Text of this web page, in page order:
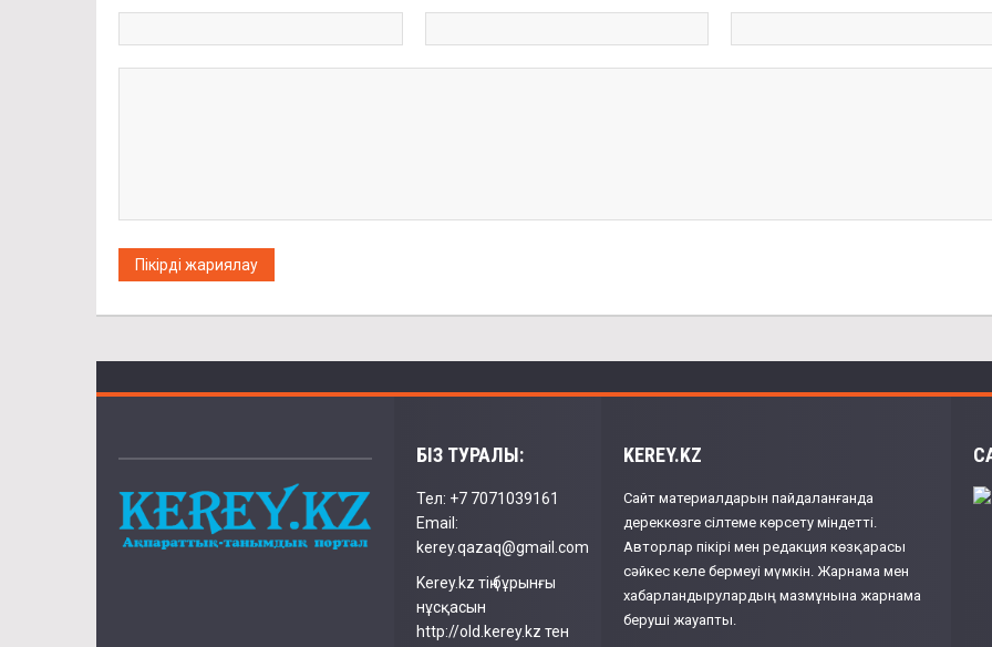
БІЗ ТУРАЛЫ:
Тел: +7 7071039161
Email:
kerey.qazaq@gmail.com
Kerey.kz тің бұрынғы
нұсқасын
http://old.kerey.kz тен
KEREY.KZ
Сайт материалдарын пайдаланғанда
дереккөзге сілтеме көрсету міндетті.
Авторлар пікірі мен редакция көзқарасы
сәйкес келе бермеуі мүмкін. Жарнама мен
хабарландырулардың мазмұнына жарнама
беруші жауапты.